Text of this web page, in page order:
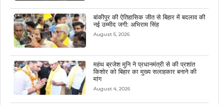
बांकीपुर की ऐतिहासिक जीत से बिहार में बदलाव की
नई उम्मीद जगी: अभिराम सिंह
August 5, 2026
महंथ ब्रजेश मुनि ने प्रधानमंत्री से की प्रशांत
किशोर को बिहार का मुख्य सलाहकार बनाने की
मांग
August 4, 2026